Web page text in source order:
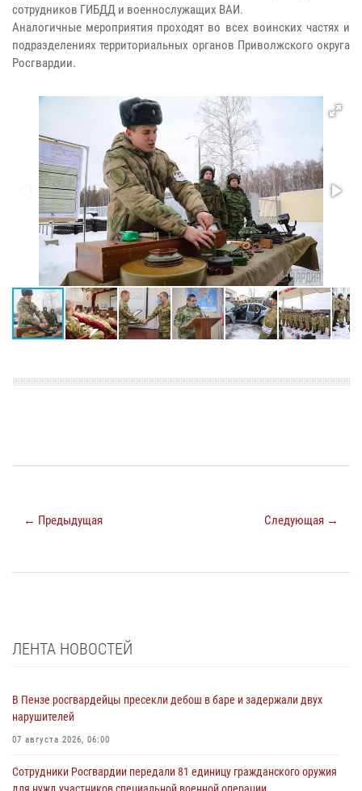
сотрудников ГИБДД и военнослужащих ВАИ.
Аналогичные мероприятия проходят во всех воинских частях и
подразделениях территориальных органов Приволжского округа
Росгвардии.
← Предыдущая Следующая →
ЛЕНТА НОВОСТЕЙ
В Пензе росгвардейцы пресекли дебош в баре и задержали двух
нарушителей
07 августа 2026, 06:00
Сотрудники Росгвардии передали 81 единицу гражданского оружия
для нужд участников специальной военной операции